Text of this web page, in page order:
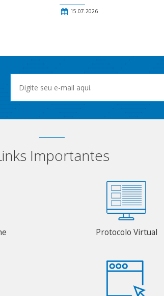
15.07.2026
Importantes
Protocolo Virtual